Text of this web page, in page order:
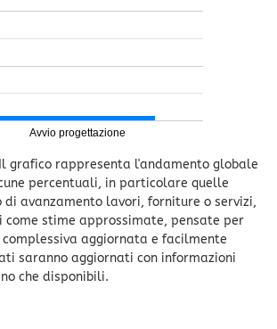
Avvio progettazione
Il grafico rappresenta l'andamento globale
percentuali, in particolare quelle
avanzamento lavori, forniture o servizi,
come stime approssimate, pensate per
aggiornata e facilmente
saranno aggiornati con informazioni
che disponibili.